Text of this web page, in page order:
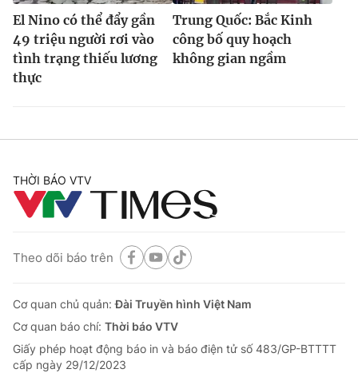
El Nino có thể đẩy gần
49 triệu người rơi vào
tình trạng thiếu lương
thực
Trung Quốc: Bắc Kinh
công bố quy hoạch
không gian ngầm
THỜI BÁO VTV
Theo dõi báo trên
Cơ quan chủ quản:Đài Truyền hình Việt Nam
Cơ quan báo chí: Thời báo VTV
Giấy phép hoạt động báo in và báo điện tử số 483/GP-BTTTT
cấp ngày 29/12/2023